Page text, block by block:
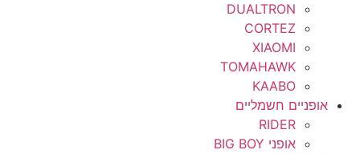
DUALTRON
CORTEZ
XIAOMI
TOMAHAWK
KAABO
אופניים חשמליים
RIDER
אופני BIG BOY